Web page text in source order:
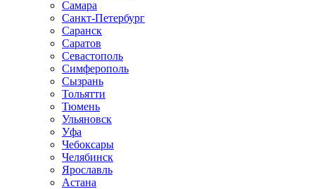
Самара
Санкт-Петербург
Саранск
Саратов
Севастополь
Симферополь
Сызрань
Тольятти
Тюмень
Ульяновск
Уфа
Чебоксары
Челябинск
Ярославль
Астана